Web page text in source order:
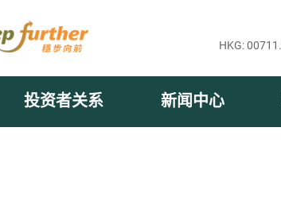
投资者关系 新闻中心